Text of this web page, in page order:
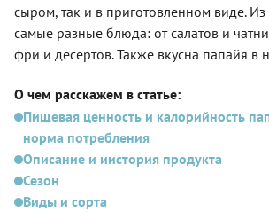
сыром, так и в приготовленном виде. Из
самые разные блюда: от салатов и
фри и десертов. Также вкусна папайя в
О чем расскажем в статье:
Пищевая ценность и калорийность
норма потребления
Описание и иистория продукта
Сезон
Виды и сорта